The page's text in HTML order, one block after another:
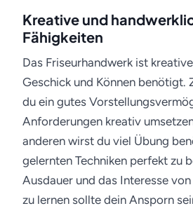
Kreative und
Fähigkeiten
Das Friseurhandwerk ist
Geschick und Können benötigt.
du ein gutes
Anforderungen kreativ
anderen wirst du viel Übung
gelernten Techniken perfekt zu
Ausdauer und das Interesse
zu lernen sollte dein Ansporn